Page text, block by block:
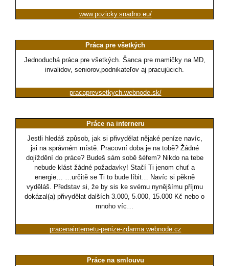
www.pozicky.snadno.eu/
Práca pre všetkých
Jednoduchá práca pre všetkých. Šanca pre mamičky na MD,
invalidov, seniorov,podnikateľov aj pracujúcich.
pracaprevsetkych.webnode.sk/
Práce na interneru
Jestli hledáš způsob, jak si přivydělat nějaké peníze navíc,
jsi na správném místě. Pracovní doba je na tobě? Žádné
dojíždění do práce? Budeš sám sobě šéfem? Nikdo na tebe
nebude klást žádné požadavky! Stačí Ti jenom chuť a
energie… …určitě se Ti to bude líbit… Navíc si pěkně
vyděláš. Představ si, že by sis ke svému nynějšímu příjmu
dokázal(a) přivydělat dalších 3.000, 5.000, 15.000 Kč nebo o
mnoho víc…
pracenainternetu-penize-zdarma.webnode.cz
Práce na smlouvu